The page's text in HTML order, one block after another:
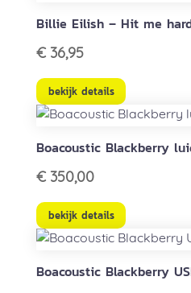
Billie Eilish – Hit me
€36,95
bekijk details
Boacoustic Blackberry
€350,00
bekijk details
Boacoustic Blackberry